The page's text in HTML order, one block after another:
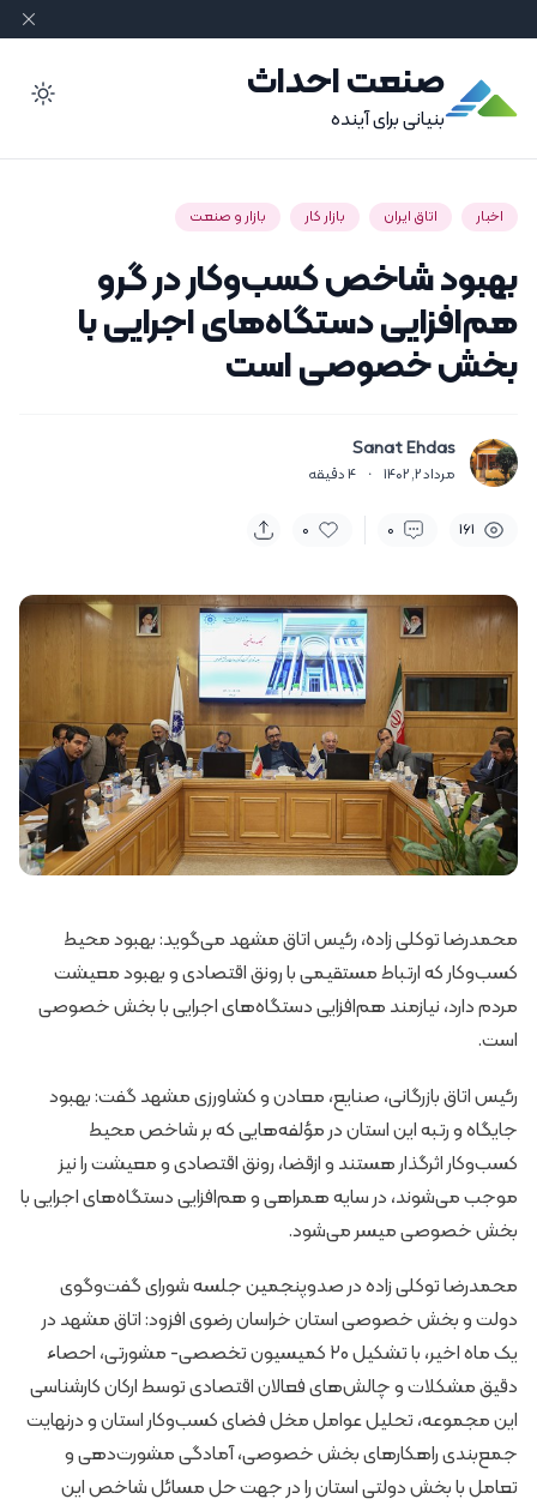
صنعت احداث
بنیانی برای آینده
اخبار اتاق ایران بازار کار بازار و صنعت
بهبود شاخص کسب‌وکار در گرو
هم‌افزایی دستگاه‌های اجرایی با
بخش خصوصی است
Sanat Ehdas
مرداد 2, 1402 ·
4دقیقه
161
0
0
محمدرضا توکلی زاده، رئیس اتاق مشهد می‌گوید: بهبود محیط
کسب‌وکار که ارتباط مستقیمی با رونق اقتصادی و بهبود معیشت
مردم دارد، نیازمند هم‌افزایی دستگاه‌های اجرایی با بخش خصوصی
است.
رئیس اتاق بازرگانی، صنایع، معادن و کشاورزی مشهد گفت: بهبود
جایگاه و رتبه این استان در مؤلفه‌هایی که بر شاخص محیط
کسب‌وکار اثرگذار هستند و ازقضا، رونق اقتصادی و معیشت را نیز
موجب می‌شوند، در سایه همراهی و هم‌افزایی دستگاه‌های اجرایی با
بخش خصوصی میسر می‌شود.
محمدرضا توکلی زاده در صدوپنجمین جلسه شورای گفت‌وگوی
دولت و بخش خصوصی استان خراسان رضوی افزود: اتاق مشهد در
یک ماه اخیر، با تشکیل ۲۰ کمیسیون تخصصی- مشورتی، احصاء
دقیق مشکلات و چالش‌های فعالان اقتصادی توسط ارکان کارشناسی
این مجموعه، تحلیل عوامل مخل فضای کسب‌وکار استان و درنهایت
جمع‌بندی راهکارهای بخش خصوصی، آمادگی مشورت‌دهی و
تعامل با بخش دولتی استان را در جهت حل مسائل شاخص این